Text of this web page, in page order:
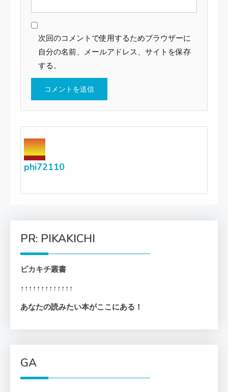
次回のコメントで使用するためブラウザーに
自分の名前、メールアドレス、サイトを保存
する。
phi72110
PR: PIKAKICHI
ピカキチ叢書
↑↑↑↑↑↑↑↑↑↑↑↑↑
あなたの読みたい本がここにある！
GA